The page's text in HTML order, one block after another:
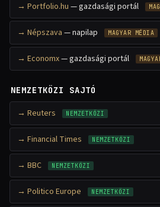
Portfolio.hu — gazdasági portál
Népszava — napilap MAGYAR MÉDIA
Economx— gazdasági portál
NEMZETKÖZI SAJTÓ
Reuters NEMZETKÖZI
Financial Times NEMZETKÖZI
BBC NEMZETKÖZI
Politico Europe NEMZETKÖZI